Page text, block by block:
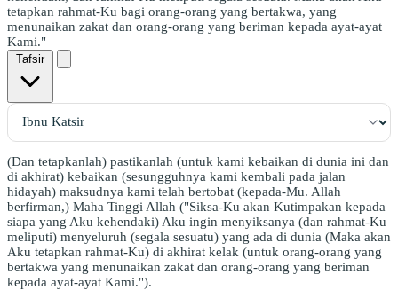
tetapkan rahmat-Ku bagi orang-orang yang bertakwa, yang
menunaikan zakat dan orang-orang yang beriman kepada ayat-ayat
Kami."
Tafsir
(Dan tetapkanlah) pastikanlah (untuk kami kebaikan di dunia ini dan
di akhirat) kebaikan (sesungguhnya kami kembali pada jalan
hidayah) maksudnya kami telah bertobat (kepada-Mu. Allah
berfirman,) Maha Tinggi Allah ("Siksa-Ku akan Kutimpakan kepada
siapa yang Aku kehendaki) Aku ingin menyiksanya (dan rahmat-Ku
meliputi) menyeluruh (segala sesuatu) yang ada di dunia (Maka akan
Aku tetapkan rahmat-Ku) di akhirat kelak (untuk orang-orang yang
bertakwa yang menunaikan zakat dan orang-orang yang beriman
kepada ayat-ayat Kami.").